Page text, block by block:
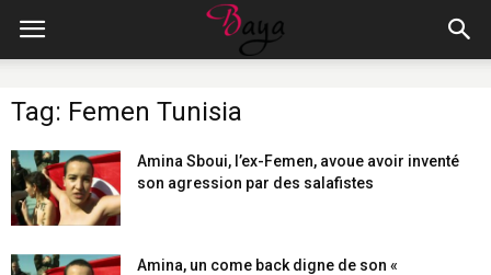
Tag: Femen Tunisia
Amina Sboui, l’ex-Femen, avoue avoir inventé
son agression par des salafistes
Amina, un come back digne de son «